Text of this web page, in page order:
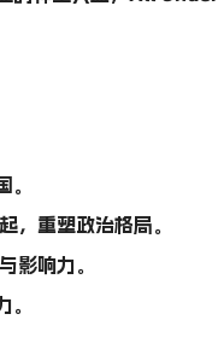
。
，重塑政治格局。
影响力。
。